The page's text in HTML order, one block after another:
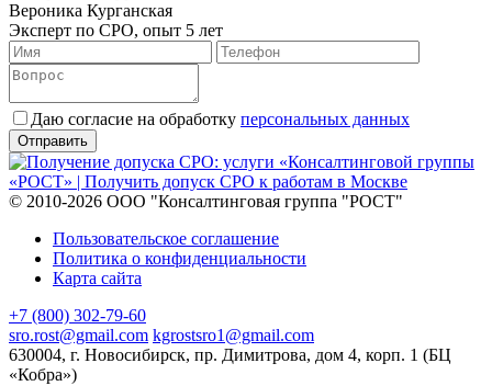
Вероника Курганская
Эксперт по СРО, опыт 5 лет
Даю согласие на обработку персональных данных
© 2010-2026 ООО "Консалтинговая группа "РОСТ"
Пользовательское соглашение
Политика о конфиденциальности
Карта сайта
+7 (800) 302-79-60
sro.rost@gmail.com kgrostsro1@gmail.com
630004, г. Новосибирск, пр. Димитрова, дом 4, корп. 1 (БЦ
«Кобра»)